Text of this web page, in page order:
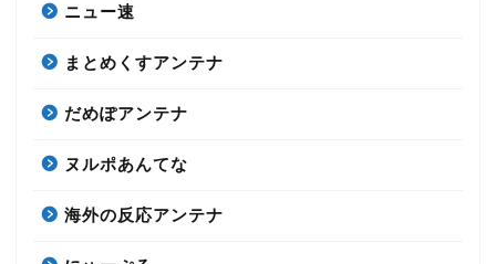
ニュー速
まとめくすアンテナ
だめぽアンテナ
ヌルポあんてな
海外の反応アンテナ